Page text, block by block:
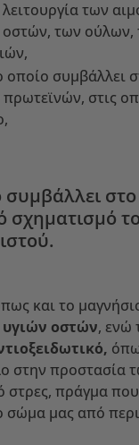
των
οστών, των ούλων,
οποίο συμβάλλει
στις
συμβάλλει στο
σχηματισμό
και το
υγιών οστών, ενώ
στην προστασία
στρες, πράγμα που
σώμα μας από